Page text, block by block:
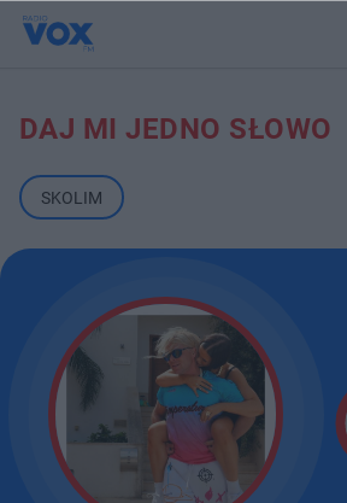
DAJ MI JEDNO SŁOWO
SKOLIM